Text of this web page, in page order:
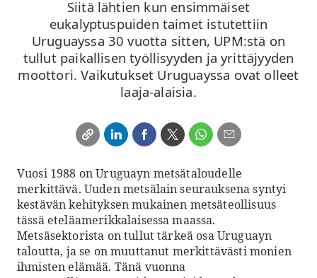
Siitä lähtien kun ensimmäiset
eukalyptuspuiden taimet istutettiin
Uruguayssa 30 vuotta sitten, UPM:stä on
tullut paikallisen työllisyyden ja yrittäjyyden
moottori. Vaikutukset Uruguayssa ovat olleet
laaja-alaisia.
Vuosi 1988 on Uruguayn metsätaloudelle
merkittävä. Uuden metsälain seurauksena syntyi
kestävän kehityksen mukainen metsäteollisuus
tässä eteläamerikkalaisessa maassa.
Metsäsektorista on tullut tärkeä osa Uruguayn
taloutta, ja se on muuttanut merkittävästi monien
ihmisten elämää. Tänä vuonna